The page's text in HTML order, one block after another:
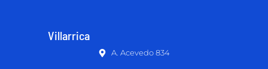
Villarrica
A. Acevedo 834